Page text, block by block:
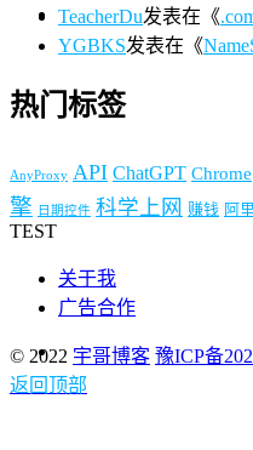
TeacherDu发表在《
YGBKS发表在《
热门标签
AnyProxy API ChatGPT Chrome
擎
日期控件 科学上网 赚钱 阿
TEST
关于我
广告合作
© 2022 宇哥博客 豫ICP备
返回顶部